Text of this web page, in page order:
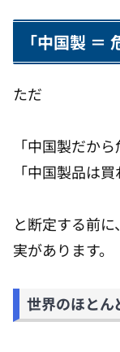
「中国製 ＝
ただ
「中国製だから
「中国製品は
と断定する前
実があります。
世界のほとん